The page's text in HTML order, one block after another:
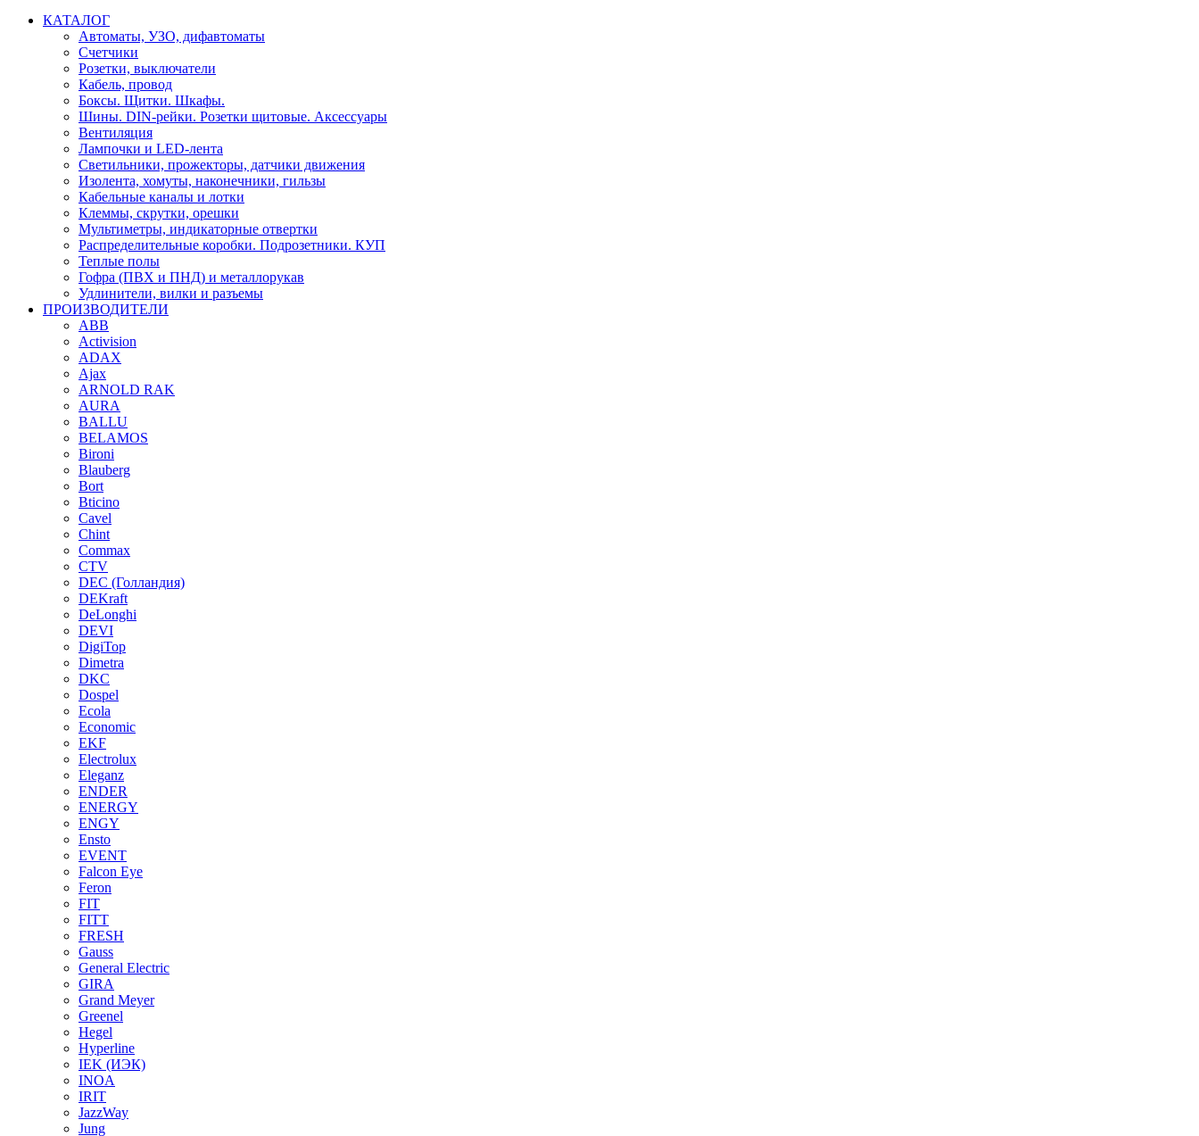
КАТАЛОГ
Автоматы, УЗО, дифавтоматы
Счетчики
Розетки, выключатели
Кабель, провод
Боксы. Щитки. Шкафы.
Шины. DIN-рейки. Розетки щитовые. Аксессуары
Вентиляция
Лампочки и LED-лента
Светильники, прожекторы, датчики движения
Изолента, хомуты, наконечники, гильзы
Кабельные каналы и лотки
Клеммы, скрутки, орешки
Мультиметры, индикаторные отвертки
Распределительные коробки. Подрозетники. КУП
Теплые полы
Гофра (ПВХ и ПНД) и металлорукав
Удлинители, вилки и разъемы
ПРОИЗВОДИТЕЛИ
ABB
Activision
ADAX
Ajax
ARNOLD RAK
AURA
BALLU
BELAMOS
Bironi
Blauberg
Bort
Bticino
Cavel
Chint
Commax
CTV
DEC (Голландия)
DEKraft
DeLonghi
DEVI
DigiTop
Dimetra
DKC
Dospel
Ecola
Economic
EKF
Electrolux
Eleganz
ENDER
ENERGY
ENGY
Ensto
EVENT
Falcon Eye
Feron
FIT
FITT
FRESH
Gauss
General Electric
GIRA
Grand Meyer
Greenel
Hegel
Hyperline
IEK (ИЭК)
INOA
IRIT
JazzWay
Jung